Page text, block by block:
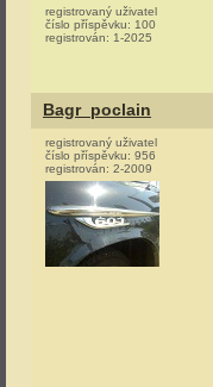
registrovaný uživatel
číslo příspěvku: 100
registrován: 1-2025
Bagr_poclain
registrovaný uživatel
číslo příspěvku: 956
registrován: 2-2009